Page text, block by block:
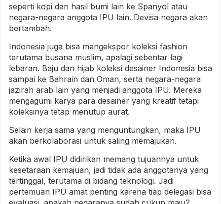
seperti kopi dan hasil bumi lain ke Spanyol atau
negara-negara anggota IPU lain. Devisa negara akan
bertambah.
Indonesia juga bisa mengekspor koleksi fashion
terutama busana muslim, apalagi sebentar lagi
lebaran. Baju dan hijab koleksi desainer Indonesia bisa
sampai ke Bahrain dan Oman, serta negara-negara
jazirah arab lain yang menjadi anggota IPU. Mereka
mengagumi karya para desainer yang kreatif tetapi
koleksinya tetap menutup aurat.
Selain kerja sama yang menguntungkan, maka IPU
akan berkolaborasi untuk saling memajukan.
Ketika awal IPU didirikan memang tujuannya untuk
kesetaraan kemajuan, jadi tidak ada anggotanya yang
tertinggal, terutama di bidang teknologi. Jadi
pertemuan IPU amat penting karena tiap delegasi bisa